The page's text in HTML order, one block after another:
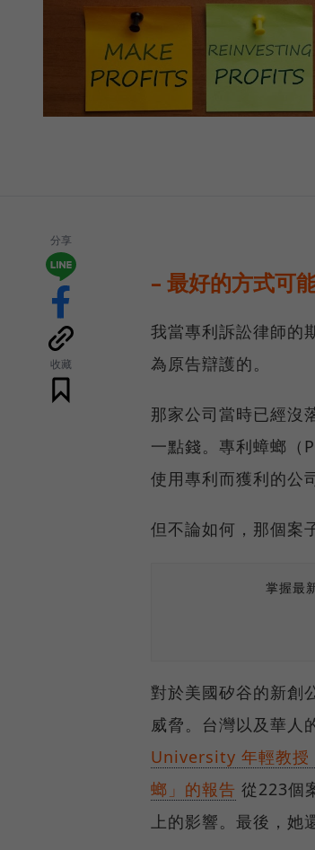
分享
收藏
– 最好的方式可
我當專利訴訟律師的
為原告辯護的。
那家公司當時已經沒
一點錢。專利蟑螂
使用專利而獲利的公
但不論如何，那個案
掌握最
對於美國矽谷的新創
威脅。台灣以及華人
University 年輕教
螂」的報告 從223個
上的影響。最後，她